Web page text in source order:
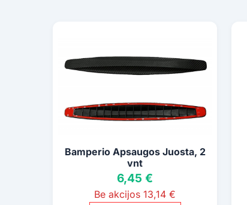
Bamperio Apsaugos Juosta, 2
vnt
6,45 €
Be akcijos 13,14 €